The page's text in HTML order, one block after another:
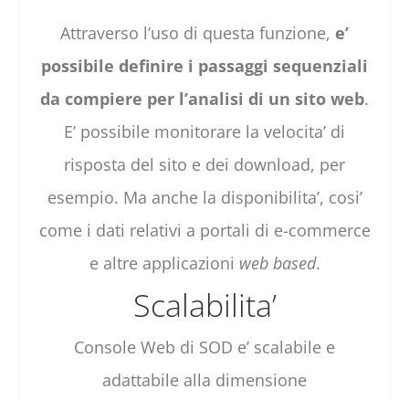
Attraverso l’uso di questa funzione, e’
possibile definire i passaggi sequenziali
da compiere per l’analisi di un sito web.
E’ possibile monitorare la velocita’ di
risposta del sito e dei download, per
esempio. Ma anche la disponibilita’, cosi’
come i dati relativi a portali di e-commerce
e altre applicazioni web based.
Scalabilita’
Console Web di SOD e’ scalabile e
adattabile alla dimensione